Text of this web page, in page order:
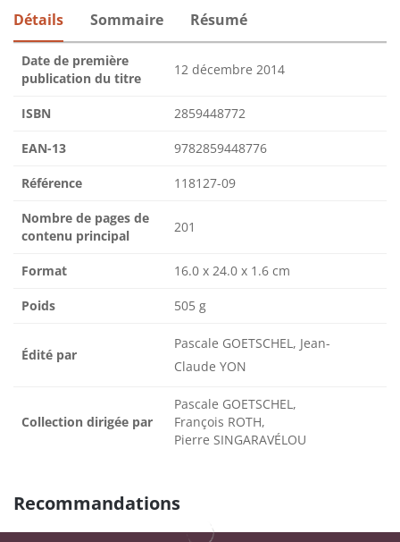
Détails Sommaire Résumé
Date de première
publication du titre
12 décembre 2014
ISBN 2859448772
EAN-13 9782859448776
Référence 118127-09
Nombre de pages de
contenu principal
201
Format 16.0 x 24.0 x 1.6 cm
Poids 505 g
Édité par
Pascale GOETSCHEL, Jean-
Claude YON
Collection dirigée par
Pascale GOETSCHEL,
François ROTH,
Pierre SINGARAVÉLOU
Recommandations